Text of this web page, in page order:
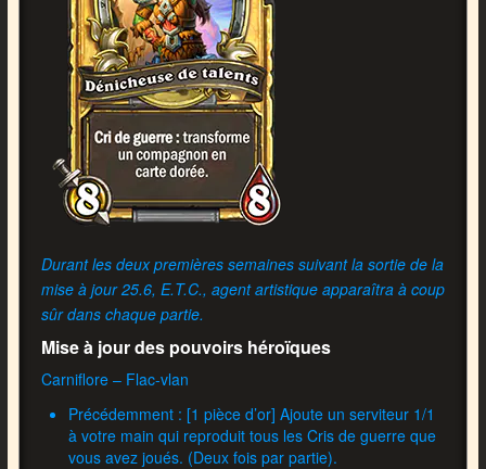
Durant les deux premières semaines suivant la sortie de la
mise à jour 25.6, E.T.C., agent artistique apparaîtra à coup
sûr dans chaque partie.
Mise à jour des pouvoirs héroïques
Carniflore – Flac-vlan
Précédemment : [1 pièce d’or] Ajoute un serviteur 1/1
à votre main qui reproduit tous les Cris de guerre que
vous avez joués. (Deux fois par partie).